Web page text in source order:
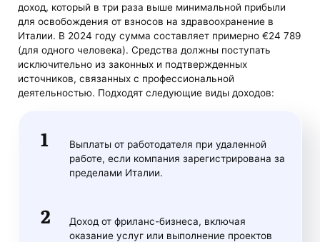
доход, который в три раза выше минимальной прибыли
для освобождения от взносов на здравоохранение в
Италии. В 2024 году сумма составляет примерно €24 789
(для одного человека). Средства должны поступать
исключительно из законных и подтвержденных
источников, связанных с профессиональной
деятельностью. Подходят следующие виды доходов:
Выплаты от работодателя при удаленной
работе, если компания зарегистрирована за
пределами Италии.
Доход от фриланс-бизнеса, включая
оказание услуг или выполнение проектов